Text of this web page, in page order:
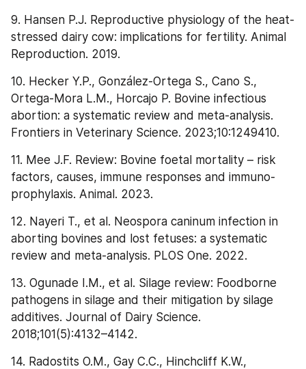
9. Hansen P.J. Reproductive physiology of the heat-
stressed dairy cow: implications for fertility. Animal
Reproduction. 2019.
10. Hecker Y.P., González-Ortega S., Cano S.,
Ortega-Mora L.M., Horcajo P. Bovine infectious
abortion: a systematic review and meta-analysis.
Frontiers in Veterinary Science. 2023;10:1249410.
11. Mee J.F. Review: Bovine foetal mortality – risk
factors, causes, immune responses and immuno-
prophylaxis. Animal. 2023.
12. Nayeri T., et al. Neospora caninum infection in
aborting bovines and lost fetuses: a systematic
review and meta-analysis. PLOS One. 2022.
13. Ogunade I.M., et al. Silage review: Foodborne
pathogens in silage and their mitigation by silage
additives. Journal of Dairy Science.
2018;101(5):4132–4142.
14. Radostits O.M., Gay C.C., Hinchcliff K.W.,